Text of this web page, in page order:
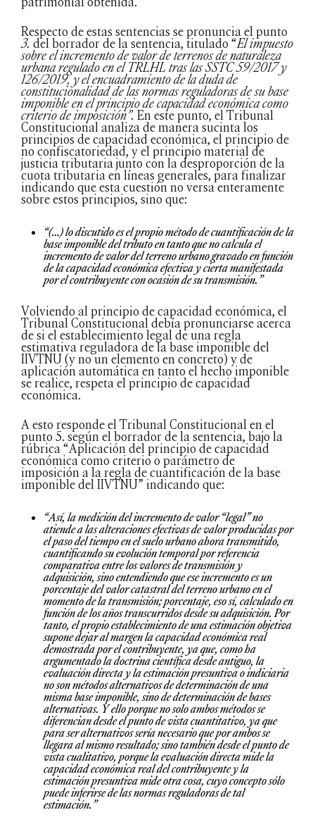
Respecto de estas sentencias se pronuncia el punto
3. del borrador de la sentencia, titulado “El impuesto
sobre el incremento de valor de terrenos de naturaleza
urbana regulado en el TRLHL tras las SSTC 59/2017 y
126/2019, y el encuadramiento de la duda de
constitucionalidad de las normas reguladoras de su base
imponible en el principio de capacidad económica como
criterio de imposición”. En este punto, el Tribunal
Constitucional analiza de manera sucinta los
principios de capacidad económica, el principio de
no confiscatoriedad, y el principio material de
justicia tributaria junto con la desproporción de la
cuota tributaria en líneas generales, para finalizar
indicando que esta cuestión no versa enteramente
sobre estos principios, sino que:
“(…) lo discutido es el propio método de cuantificación de la
base imponible del tributo en tanto que no calcula el
incremento de valor del terreno urbano gravado en función
de la capacidad económica efectiva y cierta manifestada
por el contribuyente con ocasión de su transmisión.”
Volviendo al principio de capacidad económica, el
Tribunal Constitucional debía pronunciarse acerca
de si el establecimiento legal de una regla
estimativa reguladora de la base imponible del
IIVTNU (y no un elemento en concreto) y de
aplicación automática en tanto el hecho imponible
se realice, respeta el principio de capacidad
económica.
A esto responde el Tribunal Constitucional en el
punto 5. según el borrador de la sentencia, bajo la
rúbrica “Aplicación del principio de capacidad
económica como criterio o parámetro de
imposición a la regla de cuantificación de la base
imponible del IIVTNU” indicando que:
“Así, la medición del incremento de valor “legal” no
atiende a las alteraciones efectivas de valor producidas por
el paso del tiempo en el suelo urbano ahora transmitido,
cuantificando su evolución temporal por referencia
comparativa entre los valores de transmisión y
adquisición, sino entendiendo que ese incremento es un
porcentaje del valor catastral del terreno urbano en el
momento de la transmisión; porcentaje, eso sí, calculado en
función de los años transcurridos desde su adquisición. Por
tanto, el propio establecimiento de una estimación objetiva
supone dejar al margen la capacidad económica real
demostrada por el contribuyente, ya que, como ha
argumentado la doctrina científica desde antiguo, la
evaluación directa y la estimación presuntiva o indiciaria
no son métodos alternativos de determinación de una
misma base imponible, sino de determinación de bases
alternativas. Y ello porque no solo ambos métodos se
diferencian desde el punto de vista cuantitativo, ya que
para ser alternativos sería necesario que por ambos se
llegara al mismo resultado; sino también desde el punto de
vista cualitativo, porque la evaluación directa mide la
capacidad económica real del contribuyente y la
estimación presuntiva mide otra cosa, cuyo concepto sólo
puede inferirse de las normas reguladoras de tal
estimación.”